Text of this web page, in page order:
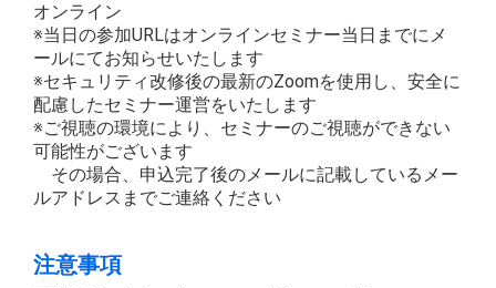
オンライン
※当日の参加URLはオンラインセミナー当日までにメ
ールにてお知らせいたします
※セキュリティ改修後の最新のZoomを使用し、安全に
配慮したセミナー運営をいたします
※ご視聴の環境により、セミナーのご視聴ができない
可能性がございます
その場合、申込完了後のメールに記載しているメー
ルアドレスまでご連絡ください
注意事項